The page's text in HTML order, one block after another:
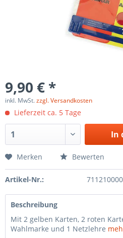
9,90 € *
inkl. MwSt.zzgl. Versandkosten
Lieferzeit ca. 5 Tage
In
Merken Bewerten
Artikel-Nr.: 711210000
Beschreibung
Mit 2 gelben Karten, 2 roten
Wahlmarke und 1 Netzlehre